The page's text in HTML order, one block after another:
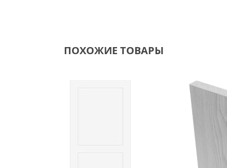
ПОХОЖИЕ ТОВАРЫ